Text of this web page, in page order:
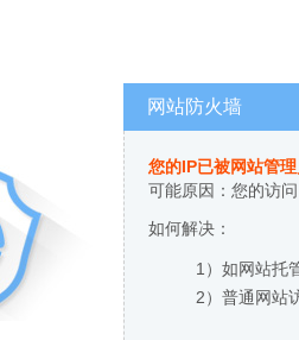
网站防火墙
您的IP已被网站管
可能原因：您的访
如何解决：
1）如网站托
2）普通网站